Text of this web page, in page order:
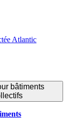
Atlantic
bâtiments